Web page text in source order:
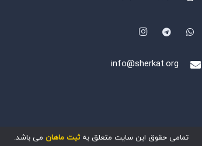
info@sherkat.org
تمامی حقوق این سایت متعلق بهثبت ماهان می باشد.